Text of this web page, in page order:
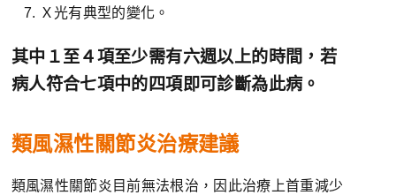
Ｘ光有典型的變化。
其中１至４項至少需有六週以上的時間，若
病人符合七項中的四項即可診斷為此病。
類風濕性關節炎治療建議
類風濕性關節炎目前無法根治，因此治療上首重減少